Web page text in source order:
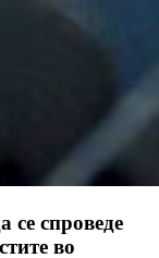
се спроведе
во